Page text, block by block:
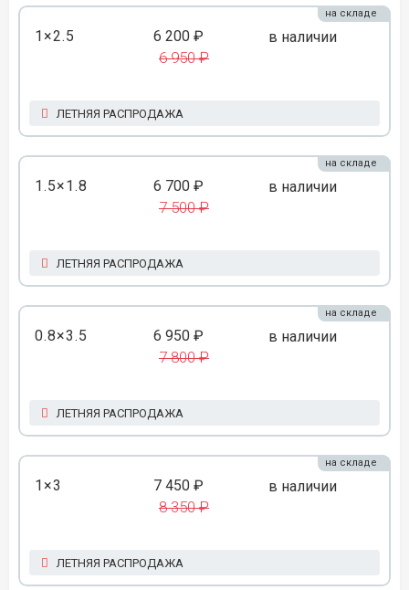
1×2.5 6 200 ₽
6 950 ₽
в наличии
на складе
ЛЕТНЯЯ РАСПРОДАЖА
1.5×1.8 6 700 ₽
7 500 ₽
в наличии
на складе
ЛЕТНЯЯ РАСПРОДАЖА
0.8×3.5 6 950 ₽
7 800 ₽
в наличии
на складе
ЛЕТНЯЯ РАСПРОДАЖА
1×3 7 450 ₽
8 350 ₽
в наличии
на складе
ЛЕТНЯЯ РАСПРОДАЖА